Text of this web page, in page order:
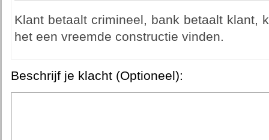
Klant betaalt crimineel, bank betaalt
het een vreemde constructie vinden.
Beschrijf je klacht (Optioneel):